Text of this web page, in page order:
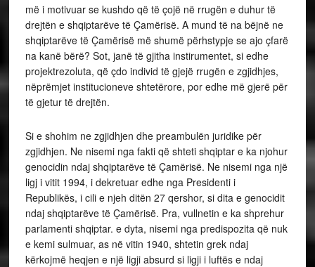
më i motivuar se kushdo që të çojë në rrugën e duhur të
drejtën e shqiptarëve të Çamërisë. A mund të na bëjnë ne
shqiptarëve të Çamërisë më shumë përhstypje se ajo çfarë
na kanë bërë? Sot, janë të gjitha instirumentet, si edhe
projektrezoluta, që çdo individ të gjejë rrugën e zgjidhjes,
nëprëmjet institucioneve shtetërore, por edhe më gjerë për
të gjetur të drejtën.
Si e shohim ne zgjidhjen dhe preambulën juridike për
zgjidhjen. Ne nisemi nga fakti që shteti shqiptar e ka njohur
genocidin ndaj shqiptarëve të Çamërisë. Ne nisemi nga një
ligj i vitit 1994, i dekretuar edhe nga Presidenti i
Republikës, i cili e njeh ditën 27 qershor, si dita e genocidit
ndaj shqiptarëve të Çamërisë. Pra, vullnetin e ka shprehur
parlamenti shqiptar. e dyta, nisemi nga predispozita që nuk
e kemi sulmuar, as në vitin 1940, shtetin grek ndaj
kërkojmë heqjen e një ligji absurd si ligji i luftës e ndaj